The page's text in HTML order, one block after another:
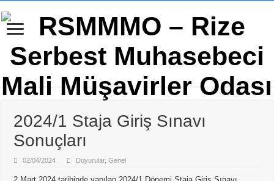
2024/1 Staja Giriş Sınavı
Sonuçları
02/04/2024 Duyurular,Genel